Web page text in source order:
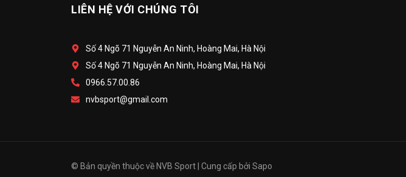
LIÊN HỆ VỚI CHÚNG TÔI
Số 4 Ngõ 71 Nguyễn An Ninh, Hoàng Mai, Hà Nội
Số 4 Ngõ 71 Nguyễn An Ninh, Hoàng Mai, Hà Nội
0966.57.00.86
nvbsport@gmail.com
© Bản quyền thuộc vềNVB Sport| Cung cấp bởi Sapo